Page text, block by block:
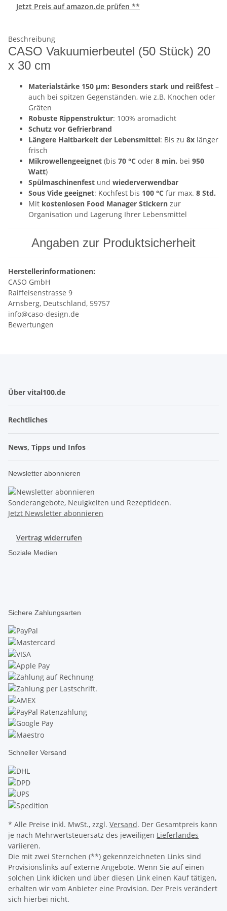
Jetzt Preis auf amazon.de prüfen **
Beschreibung
CASO Vakuumierbeutel (50 Stück) 20
x 30 cm
Materialstärke 150 µm: Besonders stark und reißfest –
auch bei spitzen Gegenständen, wie z.B. Knochen oder
Gräten
Robuste Rippenstruktur: 100% aromadicht
Schutz vor Gefrierbrand
Längere Haltbarkeit der Lebensmittel: Bis zu 8x länger
frisch
Mikrowellengeeignet (bis 70 °C oder 8 min. bei 950
Watt)
Spülmaschinenfest und wiederverwendbar
Sous Vide geeignet: Kochfest bis 100 °C für max. 8 Std.
Mit kostenlosen Food Manager Stickern zur
Organisation und Lagerung Ihrer Lebensmittel
Angaben zur Produktsicherheit
Herstellerinformationen:
CASO GmbH
Raiffeisenstrasse 9
Arnsberg, Deutschland, 59757
info@caso-design.de
Bewertungen
Über vital100.de
Rechtliches
News, Tipps und Infos
Newsletter abonnieren
Sonderangebote, Neuigkeiten und Rezeptideen.
Jetzt Newsletter abonnieren
Vertrag widerrufen
Soziale Medien
Sichere Zahlungsarten
Schneller Versand
* Alle Preise inkl. MwSt., zzgl. Versand. Der Gesamtpreis kann
je nach Mehrwertsteuersatz des jeweiligen Lieferlandes
variieren.
Die mit zwei Sternchen (**) gekennzeichneten Links sind
Provisionslinks auf externe Angebote. Wenn Sie auf einen
solchen Link klicken und über diesen Link einen Kauf tätigen,
erhalten wir vom Anbieter eine Provision. Der Preis verändert
sich hierbei nicht.